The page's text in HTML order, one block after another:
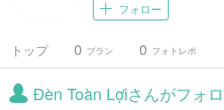
フォロー
トップ プラン
0 フォトレポ
0
Đèn Toàn Lợiさんがフォ